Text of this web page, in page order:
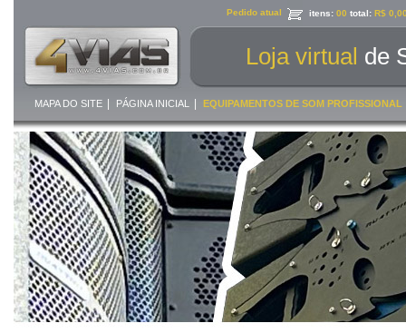
Pedido atual itens: 00 total: R$
Loja virtual de
MAPA DO SITE PÁGINA INICIAL EQUIPAMENTOS DE SOM PROFISSIONAL